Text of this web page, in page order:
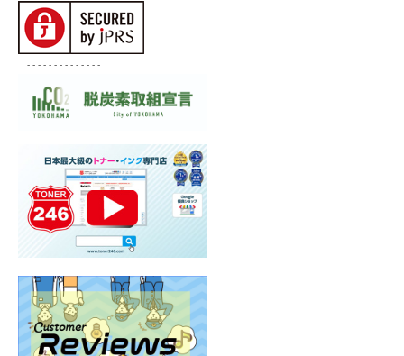
- - - - - - - - - - - - - -